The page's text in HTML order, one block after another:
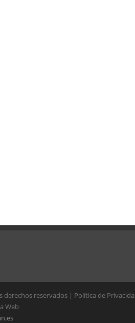
derechos reservados | Política de
Web